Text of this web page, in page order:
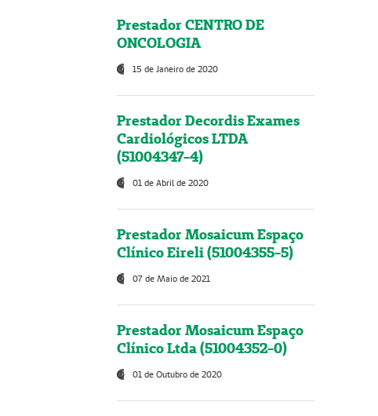
Prestador CENTRO DE
ONCOLOGIA
15 de Janeiro de 2020
Prestador Decordis Exames
Cardiológicos LTDA
(51004347-4)
01 de Abril de 2020
Prestador Mosaicum Espaço
Clínico Eireli (51004355-5)
07 de Maio de 2021
Prestador Mosaicum Espaço
Clínico Ltda (51004352-0)
01 de Outubro de 2020